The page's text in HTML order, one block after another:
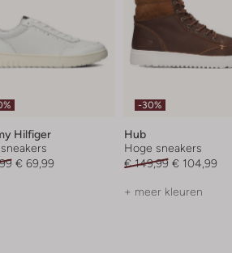
Hilfiger
€ 69,99
-30%
Hub
Hoge sneakers
€ 149,99 € 104,99
+ meer kleuren